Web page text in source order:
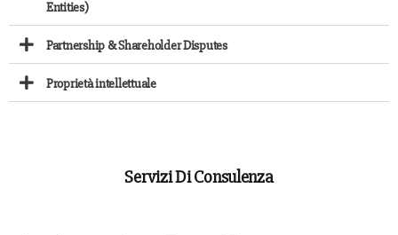
Entities)
Partnership & Shareholder Disputes
Proprietà intellettuale
Servizi Di Consulenza